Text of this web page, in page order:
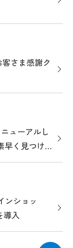
さま感謝ク
ューアルし
早く見つけら
ます～
ンショッ
導入